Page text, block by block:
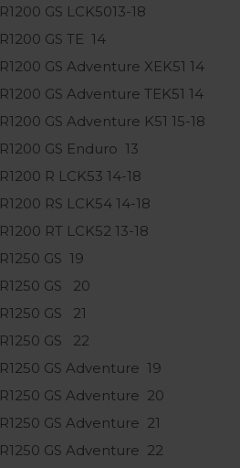
R1200 GS LCK5013-18
R1200 GS TE 14
R1200 GS Adventure XEK51 14
R1200 GS Adventure TEK51 14
R1200 GS Adventure K51 15-18
R1200 GS Enduro 13
R1200 R LCK53 14-18
R1200 RS LCK54 14-18
R1200 RT LCK52 13-18
R1250 GS 19
R1250 GS
20
R1250 GS
21
R1250 GS
22
R1250 GS Adventure 19
R1250 GS Adventure 20
R1250 GS Adventure 21
R1250 GS Adventure 22